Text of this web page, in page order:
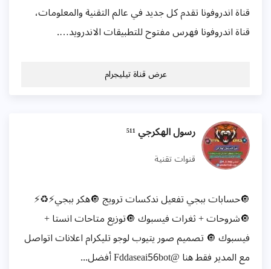
قناة اندروفونا تقدم كل جديد في عالم التقنية والمعلومات،
قناة اندروفونا فهرس مفتوح للتطبيقات الاندرويد….
عرض قناة تيليجرام
رسول الهكرجي ⁵¹¹
قنوات تقنية
🔘حسابات ببجي تفعيل ندكسات ترويج 🔘هكر ببجي⚡♻️⚡
🔘شروحات + ثغرات فيسبوك 🔘توزيع متاحات انستا +
فيسبوك 🔘 تصميم صور يتيوب لوجو تليكرام اعلانات اتواصل
مع المدير فقط هنا @Fddaseai56bot أفضل...